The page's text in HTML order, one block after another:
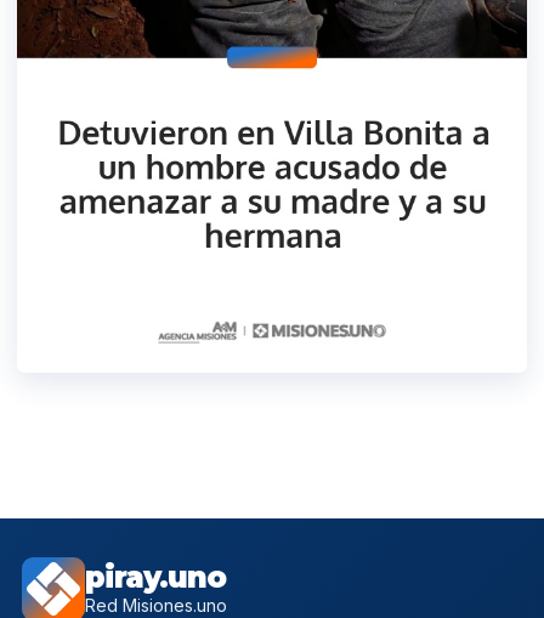
piray.uno
Red Misiones.uno